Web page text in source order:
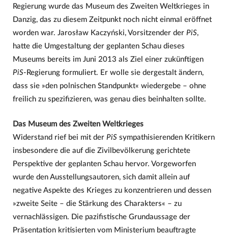
Regierung wurde das Museum des Zweiten Weltkrieges in
Danzig, das zu diesem Zeitpunkt noch nicht einmal eröffnet
worden war. Jarosław Kaczyński, Vorsitzender der PiS,
hatte die Umgestaltung der geplanten Schau dieses
Museums bereits im Juni 2013 als Ziel einer zukünftigen
PiS-Regierung formuliert. Er wolle sie dergestalt ändern,
dass sie »den polnischen Standpunkt« wiedergebe – ohne
freilich zu spezifizieren, was genau dies beinhalten sollte.
Das Museum des Zweiten Weltkrieges
Widerstand rief bei mit der PiSsympathisierenden Kritikern
insbesondere die auf die Zivilbevölkerung gerichtete
Perspektive der geplanten Schau hervor. Vorgeworfen
wurde den Ausstellungsautoren, sich damit allein auf
negative Aspekte des Krieges zu konzentrieren und dessen
»zweite Seite – die Stärkung des Charakters« – zu
vernachlässigen. Die pazifistische Grundaussage der
Präsentation kritisierten vom Ministerium beauftragte